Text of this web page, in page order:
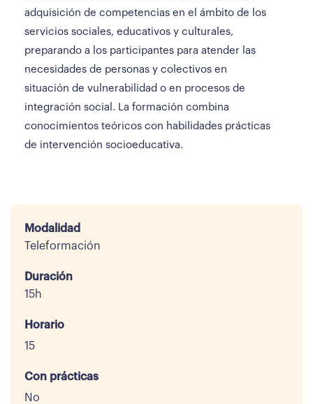
adquisición de competencias en el ámbito de los
servicios sociales, educativos y culturales,
preparando a los participantes para atender las
necesidades de personas y colectivos en
situación de vulnerabilidad o en procesos de
integración social. La formación combina
conocimientos teóricos con habilidades prácticas
de intervención socioeducativa.
Modalidad
Teleformación
Duración
15h
Horario
15
Con prácticas
No